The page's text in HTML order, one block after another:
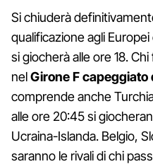
Si chiuderà
qualificazione agli
si giocherà alle ore 18.
nelGirone F capeggiato
comprende anche
alle ore 20:45 si
Ucraina-Islanda. Belgio,
saranno le rivali di chi